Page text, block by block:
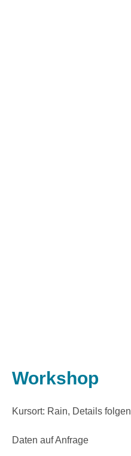
Workshop
Kursort: Rain, Details folgen
Daten auf Anfrage